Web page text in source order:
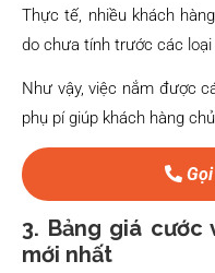
Thực tế, nhiều khách
do chưa tính trước các loại
Như vậy, việc nắm được
phụ pí giúp khách hàng
3. Bảng giá cước
mới nhất